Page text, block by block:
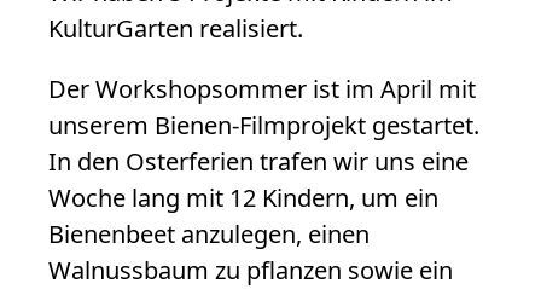
KulturGarten realisiert.
Der Workshopsommer ist im April mit
unserem Bienen-Filmprojekt gestartet.
In den Osterferien trafen wir uns eine
Woche lang mit 12 Kindern, um ein
Bienenbeet anzulegen, einen
Walnussbaum zu pflanzen sowie ein